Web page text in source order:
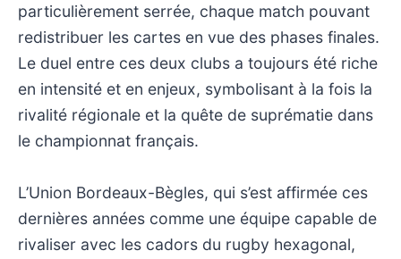
particulièrement serrée, chaque match pouvant
redistribuer les cartes en vue des phases finales.
Le duel entre ces deux clubs a toujours été riche
en intensité et en enjeux, symbolisant à la fois la
rivalité régionale et la quête de suprématie dans
le championnat français.
L’Union Bordeaux-Bègles, qui s’est affirmée ces
dernières années comme une équipe capable de
rivaliser avec les cadors du rugby hexagonal,